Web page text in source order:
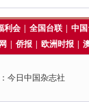
利会 全国台联 中国
侨报 欧洲时报
今日中国杂志社